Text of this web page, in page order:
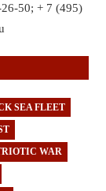
50; + 7 (495)
SEA FLEET
WAR